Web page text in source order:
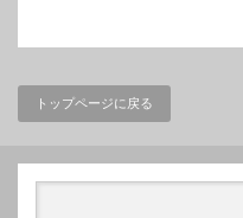
トップページに戻る